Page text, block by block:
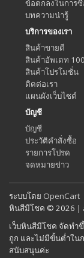
ข้อตกลงในการ
บทความน่ารู้
บริการของเรา
สินค้าขายดี
สินค้าอัพเดท
สินค้าโปรโมชั่น
ติดต่อเรา
แผนผังเว็บไซต์
บัญชี
บัญชี
ประวัติคำสั่งซื้อ
รายการโปรด
จดหมายข่าว
ระบบโดย OpenCart
หินสีมีโชค © 2026 |
เว็บหินสีมีโชค จัดทำ
ถูก และไม่มีขั้นต่ำใน
สนับสนุนค่ะ